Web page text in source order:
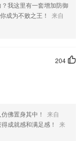
我这里有一套增加防御
成为不败之王！
来自
204
佛置身其中！
来自
成就感和满足感！
来